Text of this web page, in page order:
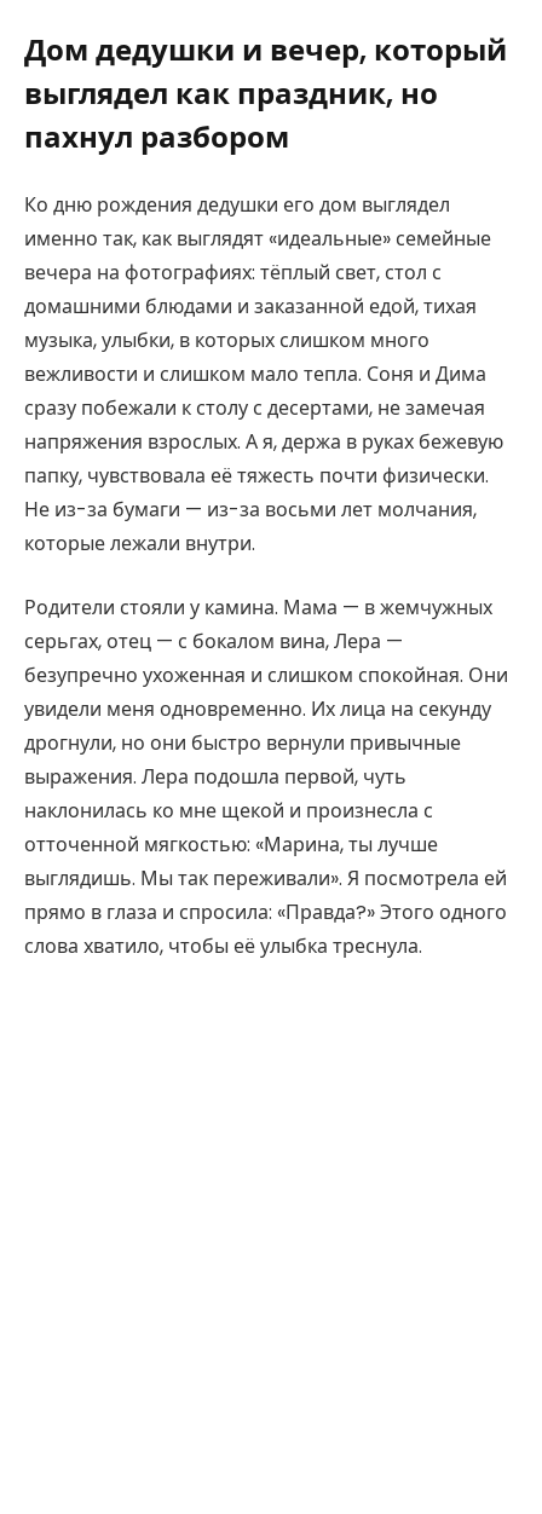
Дом дедушки и вечер, который
выглядел как праздник, но
пахнул разбором
Ко дню рождения дедушки его дом выглядел
именно так, как выглядят «идеальные» семейные
вечера на фотографиях: тёплый свет, стол с
домашними блюдами и заказанной едой, тихая
музыка, улыбки, в которых слишком много
вежливости и слишком мало тепла. Соня и Дима
сразу побежали к столу с десертами, не замечая
напряжения взрослых. А я, держа в руках бежевую
папку, чувствовала её тяжесть почти физически.
Не из-за бумаги — из-за восьми лет молчания,
которые лежали внутри.
Родители стояли у камина. Мама — в жемчужных
серьгах, отец — с бокалом вина, Лера —
безупречно ухоженная и слишком спокойная. Они
увидели меня одновременно. Их лица на секунду
дрогнули, но они быстро вернули привычные
выражения. Лера подошла первой, чуть
наклонилась ко мне щекой и произнесла с
отточенной мягкостью: «Марина, ты лучше
выглядишь. Мы так переживали». Я посмотрела ей
прямо в глаза и спросила: «Правда?» Этого одного
слова хватило, чтобы её улыбка треснула.